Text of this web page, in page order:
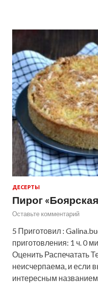
ДЕСЕРТЫ
Пирог
Оставьте комментарий
5 Приготовил :
приготовления: 1 ч. 0
Оценить Распечатать
неисчерпаема, и если
интересным названием